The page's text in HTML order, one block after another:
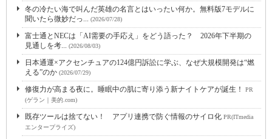
冬の冷たい海で叫んだ英雄の名言とはいったい何か。無料版7モデルに
聞いたら微妙だっ... (2026/07/28)
富士通とNECは「AI需要の手応え」をどう語った？ 2026年下半期の
見通しを考... (2026/08/03)
日本通運×アクセンチュアの124億円訴訟に学ぶ、なぜ大規模開発は“燃
える”のか (2026/07/29)
修復力が高まる夜に。睡眠中の肌に寄り添う新ナイトケアが誕生！
PR
(ゲラン｜美的.com)
既存ツールは捨てない！ アプリ連携で防ぐ情報のサイロ化 PR(ITmedia
エンタープライズ)